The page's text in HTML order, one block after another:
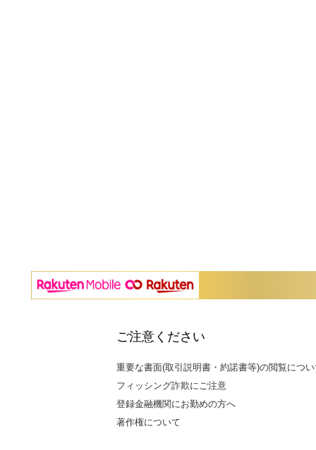
ご注意ください
重要な書面(取引説明書・約諾書等)の閲覧につ
フィッシング詐欺にご注意
登録金融機関にお勤めの方へ
著作権について